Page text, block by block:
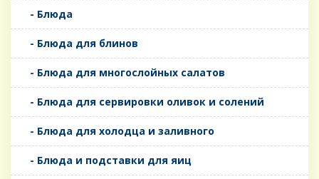
- Блюда
- Блюда для блинов
- Блюда для многослойных салатов
- Блюда для сервировки оливок и солений
- Блюда для холодца и заливного
- Блюда и подставки для яиц